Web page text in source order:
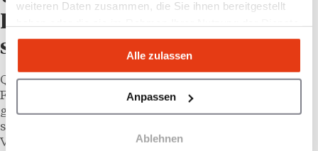
weiteren Daten zusammen, die Sie ihnen bereitgestellt
gesammelt haben.
Alle zulassen
Anpassen
Ablehnen
Lebenslauf: was die Systeme
suchen
Quer durch die Aussteller fiel die Antwort auf die
Frage, wen
Franchise-Systeme suchen, fast überall
gleich aus. Nicht der makellose Lebenslauf zählt,
sondern Motivation und die Bereitschaft,
Verantwortung zu übernehmen.